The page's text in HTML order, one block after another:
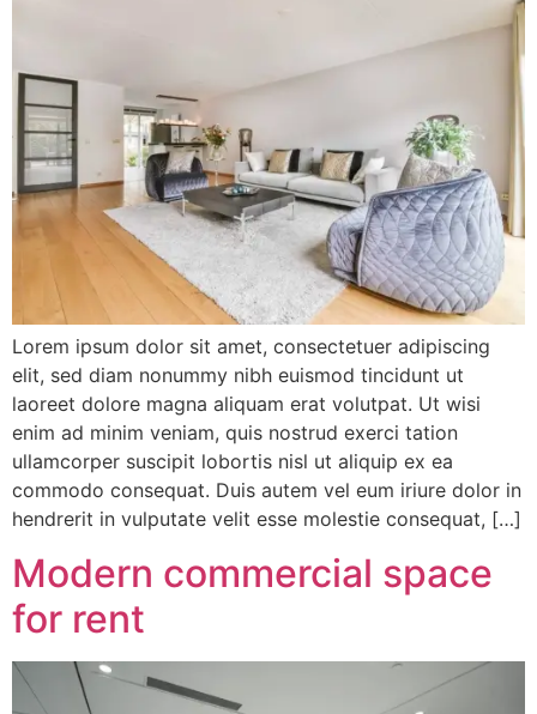
Lorem ipsum dolor sit amet, consectetuer adipiscing
elit, sed diam nonummy nibh euismod tincidunt ut
laoreet dolore magna aliquam erat volutpat. Ut wisi
enim ad minim veniam, quis nostrud exerci tation
ullamcorper suscipit lobortis nisl ut aliquip ex ea
commodo consequat. Duis autem vel eum iriure dolor in
hendrerit in vulputate velit esse molestie consequat, […]
Modern commercial space
for rent